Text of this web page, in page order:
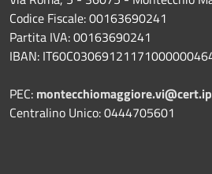
Codice Fiscale: 00163690241
Partita IVA: 00163690241
IBAN:
PEC:
Centralino Unico: 0444705601